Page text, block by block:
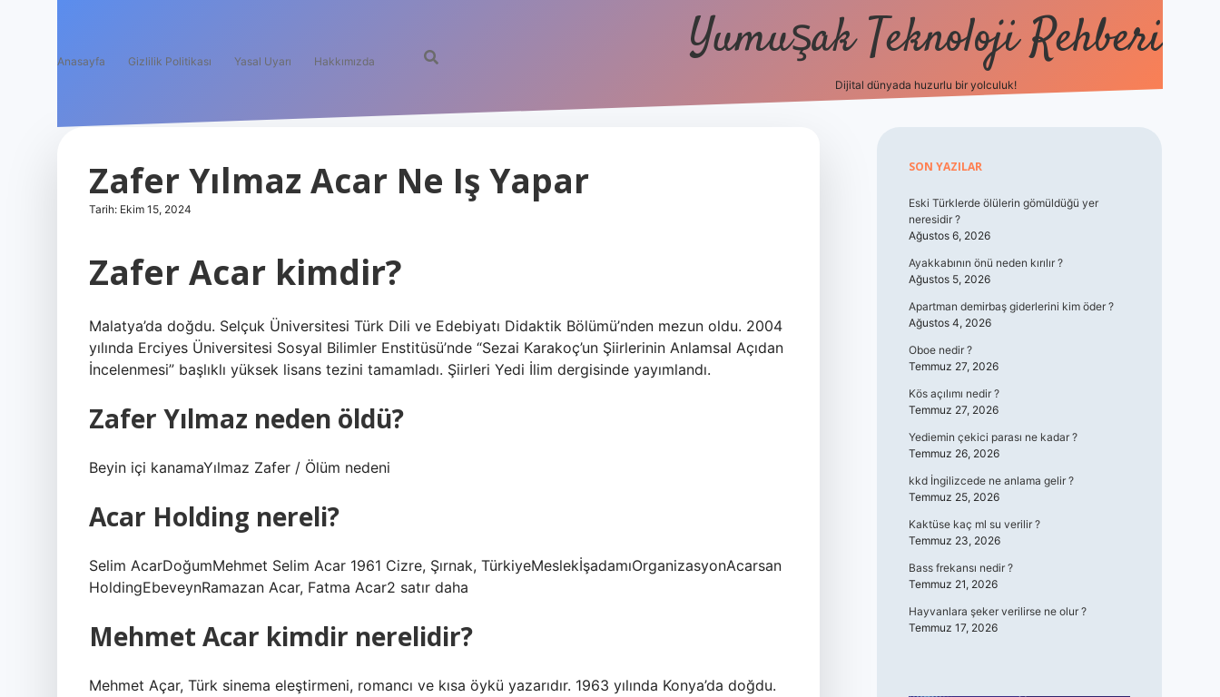
Anasayfa Gizlilik Politikası Yasal Uyarı Hakkımızda Yumuşak Teknoloji Rehberi
Dijital dünyada huzurlu bir yolculuk!
Zafer Yılmaz Acar Ne Iş Yapar
Tarih: Ekim 15, 2024
Zafer Acar kimdir?
Malatya’da doğdu. Selçuk Üniversitesi Türk Dili ve Edebiyatı Didaktik Bölümü’nden mezun oldu. 2004
yılında Erciyes Üniversitesi Sosyal Bilimler Enstitüsü’nde “Sezai Karakoç’un Şiirlerinin Anlamsal Açıdan
İncelenmesi” başlıklı yüksek lisans tezini tamamladı. Şiirleri Yedi İlim dergisinde yayımlandı.
Zafer Yılmaz neden öldü?
Beyin içi kanamaYılmaz Zafer / Ölüm nedeni
Acar Holding nereli?
Selim AcarDoğumMehmet Selim Acar 1961 Cizre, Şırnak, TürkiyeMeslekİşadamıOrganizasyonAcarsan
HoldingEbeveynRamazan Acar, Fatma Acar2 satır daha
Mehmet Acar kimdir nerelidir?
Mehmet Açar, Türk sinema eleştirmeni, romancı ve kısa öykü yazarıdır. 1963 yılında Konya’da doğdu.
Sidebar
SON YAZILAR
Eski Türklerde ölülerin gömüldüğü yer
neresidir ?
Ağustos 6, 2026
Ayakkabının önü neden kırılır ?
Ağustos 5, 2026
Apartman demirbaş giderlerini kim öder ?
Ağustos 4, 2026
Oboe nedir ?
Temmuz 27, 2026
Kös açılımı nedir ?
Temmuz 27, 2026
Yediemin çekici parası ne kadar ?
Temmuz 26, 2026
kkd İngilizcede ne anlama gelir ?
Temmuz 25, 2026
Kaktüse kaç ml su verilir ?
Temmuz 23, 2026
Bass frekansı nedir ?
Temmuz 21, 2026
Hayvanlara şeker verilirse ne olur ?
Temmuz 17, 2026